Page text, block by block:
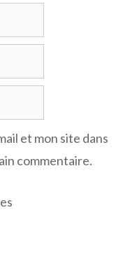
et mon site dans
commentaire.